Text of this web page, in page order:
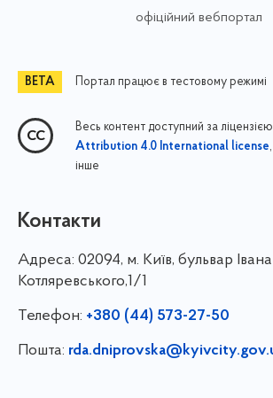
офіційний вебпортал
Портал працює в тестовому режимі
Весь контент доступний за ліцензією
Attribution 4.0 International license
інше
Контакти
Адреса: 02094, м. Київ, бульвар Івана
Котляревського,1/1
Телефон: +380 (44) 573-27-50
Пошта: